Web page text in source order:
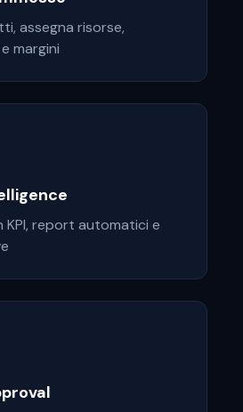
assegna risorse,
margini
KPI, report automatici e